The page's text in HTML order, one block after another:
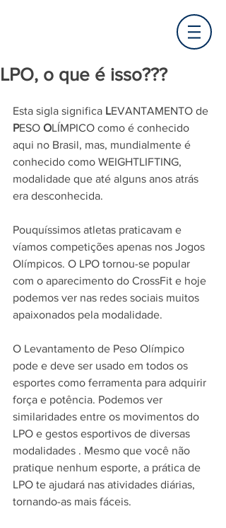
LPO, o que é isso???
Esta sigla significa LEVANTAMENTO de
PESO OLÍMPICO como é conhecido
aqui no Brasil, mas, mundialmente é
conhecido como WEIGHTLIFTING,
modalidade que até alguns anos atrás
era desconhecida.
Pouquíssimos atletas praticavam e
víamos competições apenas nos Jogos
Olímpicos. O LPO tornou-se popular
com o aparecimento do CrossFit e hoje
podemos ver nas redes sociais muitos
apaixonados pela modalidade.
O Levantamento de Peso Olímpico
pode e deve ser usado em todos os
esportes como ferramenta para adquirir
força e potência. Podemos ver
similaridades entre os movimentos do
LPO e gestos esportivos de diversas
modalidades . Mesmo que você não
pratique nenhum esporte, a prática de
LPO te ajudará nas atividades diárias,
tornando-as mais fáceis.